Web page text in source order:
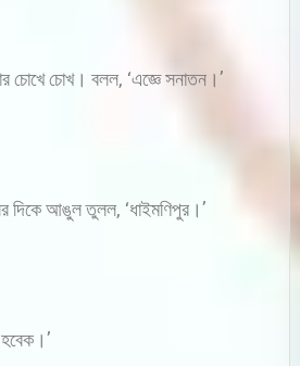
চোখে চোখ। বলল, ‘এজ্ঞে সনাতন।’
দিকে আঙুল তুলল, ‘ধাইমণিপুর।’